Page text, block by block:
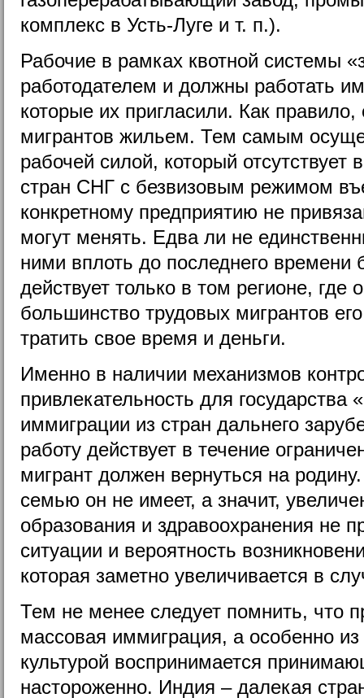
комплекс в Усть-Луге и т. п.).
Рабочие в рамках квотной системы
работодателем и должны работать
которые их пригласили. Как
мигрантов жильем. Тем самым
рабочей силой, который отсутствует
стран СНГ с безвизовым режимом
конкретному предприятию не
могут менять. Едва ли не
ними вплоть до последнего времени
действует только в том регионе,
большинство трудовых мигрантов
тратить свое время и деньги.
Именно в наличии механизмов
привлекательность для государства
иммиграции из стран дальнего
работу действует в течение
мигрант должен вернуться на
семью он не имеет, а значит,
образования и здравоохранения не
ситуации и вероятность
которая заметно увеличивается в
Тем не менее следует помнить, что
массовая иммиграция, а особенно
культурой воспринимается
настороженно. Индия – далекая